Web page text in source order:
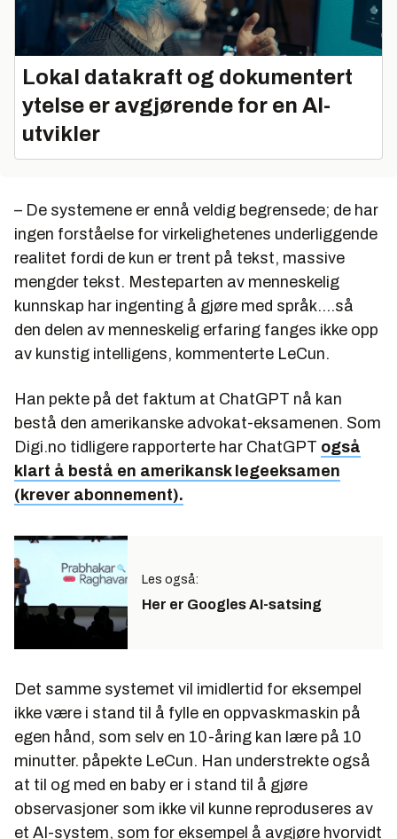
Lokal datakraft og dokumentert
ytelse er avgjørende for en AI-
utvikler
– De systemene er ennå veldig begrensede; de har
ingen forståelse for virkelighetenes underliggende
realitet fordi de kun er trent på tekst, massive
mengder tekst. Mesteparten av menneskelig
kunnskap har ingenting å gjøre med språk....så
den delen av menneskelig erfaring fanges ikke opp
av kunstig intelligens, kommenterte LeCun.
Han pekte på det faktum at ChatGPT nå kan
bestå den amerikanske advokat-eksamenen. Som
Digi.no tidligere rapporterte har ChatGPT også
klart å bestå en amerikansk legeeksamen
(krever abonnement).
Les også:
Her er Googles AI-satsing
Det samme systemet vil imidlertid for eksempel
ikke være i stand til å fylle en oppvaskmaskin på
egen hånd, som selv en 10-åring kan lære på 10
minutter. påpekte LeCun. Han understrekte også
at til og med en baby er i stand til å gjøre
observasjoner som ikke vil kunne reproduseres av
et AI-system, som for eksempel å avgjøre hvorvidt